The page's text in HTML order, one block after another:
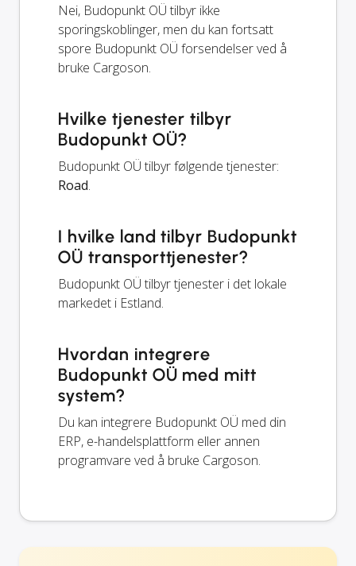
Nei, Budopunkt OÜ tilbyr ikke
sporingskoblinger, men du kan fortsatt
spore Budopunkt OÜ forsendelser ved å
bruke Cargoson.
Hvilke tjenester tilbyr
Budopunkt OÜ?
Budopunkt OÜ tilbyr følgende tjenester:
Road.
I hvilke land tilbyr Budopunkt
OÜ transporttjenester?
Budopunkt OÜ tilbyr tjenester i det lokale
markedet i Estland.
Hvordan integrere
Budopunkt OÜ med mitt
system?
Du kan integrere Budopunkt OÜ med din
ERP, e-handelsplattform eller annen
programvare ved å bruke Cargoson.